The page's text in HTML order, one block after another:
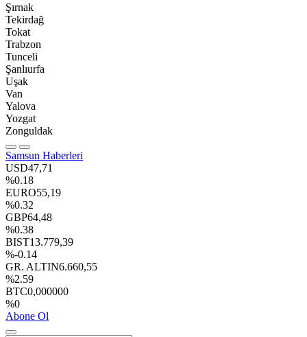
Şırnak
Tekirdağ
Tokat
Trabzon
Tunceli
Şanlıurfa
Uşak
Van
Yalova
Yozgat
Zonguldak
Samsun Haberleri
USD47,71
%0.18
EURO55,19
%0.32
GBP64,48
%0.38
BIST13.779,39
%-0.14
GR. ALTIN6.660,55
%2.59
BTC0,000000
%0
Abone Ol